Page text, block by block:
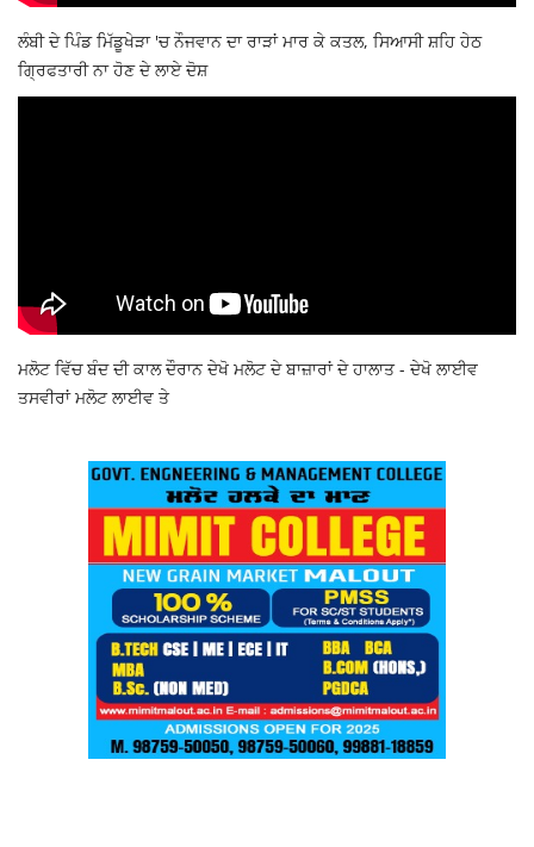
ਲੰਬੀ ਦੇ ਪਿੰਡ ਮਿੱਡੂਖੇੜਾ 'ਚ ਨੌਜਵਾਨ ਦਾ ਰਾੜਾਂ ਮਾਰ ਕੇ ਕਤਲ, ਸਿਆਸੀ ਸ਼ਹਿ ਹੇਠ
ਗ੍ਰਿਫਤਾਰੀ ਨਾ ਹੋਣ ਦੇ ਲਾਏ ਦੋਸ਼
ਮਲੋਟ ਵਿੱਚ ਬੰਦ ਦੀ ਕਾਲ ਦੌਰਾਨ ਦੇਖੋ ਮਲੋਟ ਦੇ ਬਾਜ਼ਾਰਾਂ ਦੇ ਹਾਲਾਤ - ਦੇਖੋ ਲਾਈਵ
ਤਸਵੀਰਾਂ ਮਲੋਟ ਲਾਈਵ ਤੇ